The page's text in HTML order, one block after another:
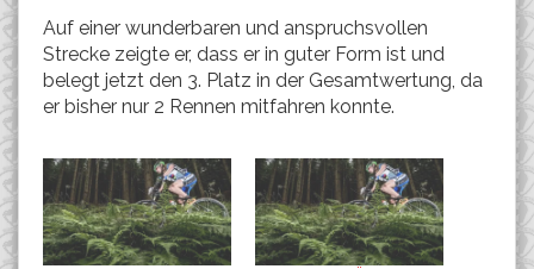
Auf einer wunderbaren und anspruchsvollen
Strecke zeigte er, dass er in guter Form ist und
belegt jetzt den 3. Platz in der Gesamtwertung, da
er bisher nur 2 Rennen mitfahren konnte.